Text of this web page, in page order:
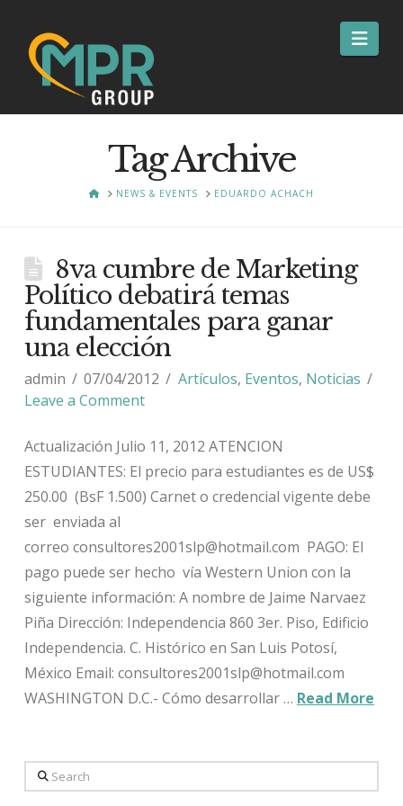
Tag Archive
HOMENEWS & EVENTS EDUARDO ACHACH
8va cumbre de Marketing
Político debatirá temas
fundamentales para ganar
una elección
admin 07/04/2012 Artículos, Eventos, Noticias
Leave a Comment
Actualización Julio 11, 2012 ATENCION
ESTUDIANTES: El precio para estudiantes es de US$
250.00 (BsF 1.500) Carnet o credencial vigente debe
ser enviada al
correo consultores2001slp@hotmail.com PAGO: El
pago puede ser hecho vía Western Union con la
siguiente información: A nombre de Jaime Narvaez
Piña Dirección: Independencia 860 3er. Piso, Edificio
Independencia. C. Histórico en San Luis Potosí,
México Email: consultores2001slp@hotmail.com
WASHINGTON D.C.- Cómo desarrollar … Read More
Search